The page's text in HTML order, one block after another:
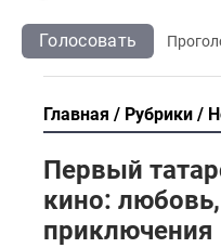
Голосовать
Главная Рубрики
Первый
кино:
приключения